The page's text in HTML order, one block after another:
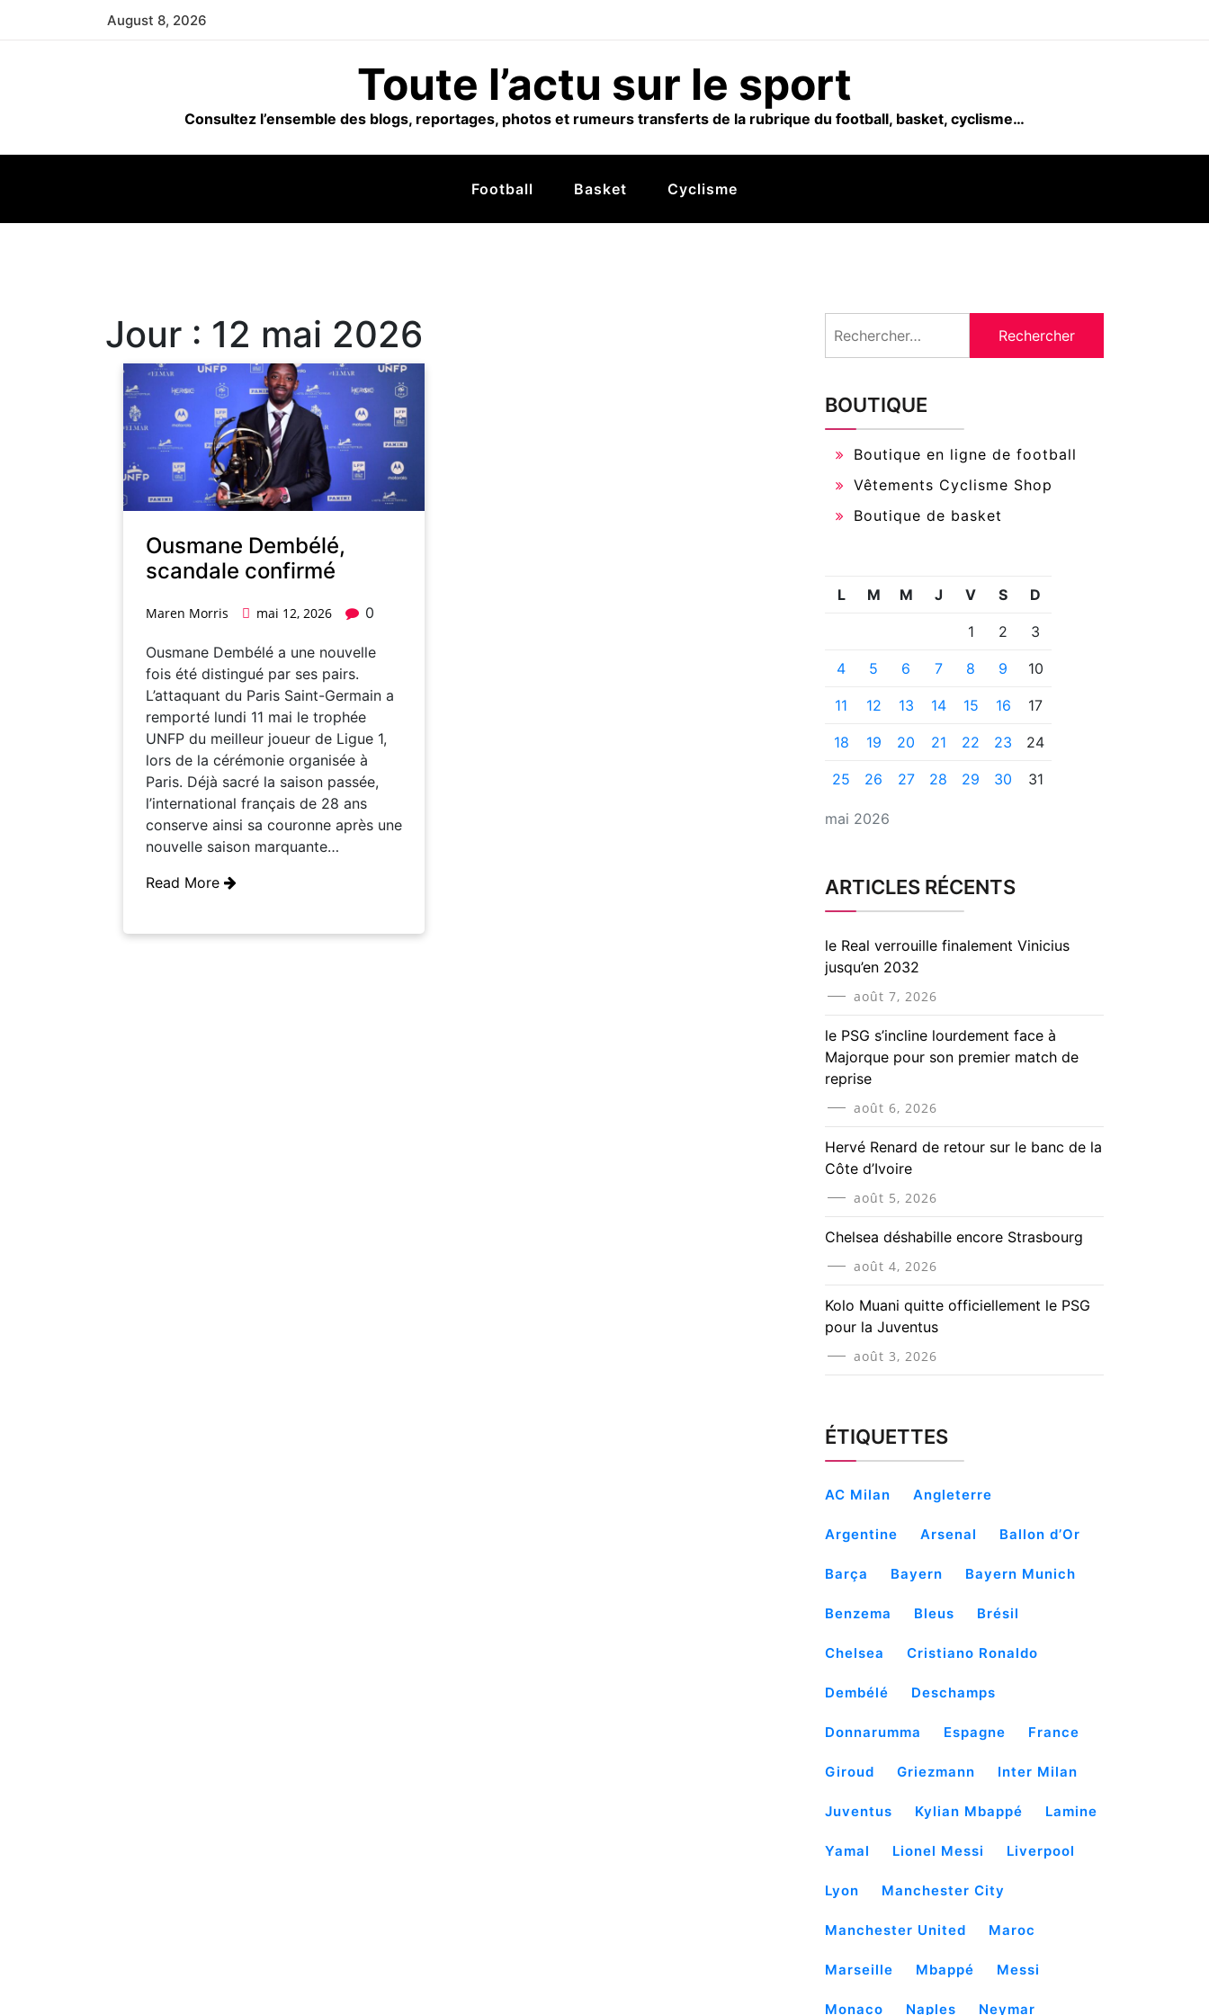
August 8, 2026
Toute l’actu sur le sport
Consultez l’ensemble des blogs, reportages, photos et rumeurs transferts de la rubrique du football, basket, cyclisme…
Football Basket Cyclisme
Jour : 12 mai 2026
Ousmane Dembélé,
scandale confirmé
Maren Morris mai 12, 2026 0
Ousmane Dembélé a une nouvelle
fois été distingué par ses pairs.
L’attaquant du Paris Saint-Germain a
remporté lundi 11 mai le trophée
UNFP du meilleur joueur de Ligue 1,
lors de la cérémonie organisée à
Paris. Déjà sacré la saison passée,
l’international français de 28 ans
conserve ainsi sa couronne après une
nouvelle saison marquante…
Read More
BOUTIQUE
Boutique en ligne de football
Vêtements Cyclisme Shop
Boutique de basket
mai 2026
L M M J V S D
1 2 3
4 5 6 7 8 9 10
11 12 13 14 15 16 17
18 19 20 21 22 23 24
25 26 27 28 29 30 31
ARTICLES RÉCENTS
le Real verrouille finalement Vinicius
jusqu’en 2032
août 7, 2026
le PSG s’incline lourdement face à
Majorque pour son premier match de
reprise
août 6, 2026
Hervé Renard de retour sur le banc de la
Côte d’Ivoire
août 5, 2026
Chelsea déshabille encore Strasbourg
août 4, 2026
Kolo Muani quitte officiellement le PSG
pour la Juventus
août 3, 2026
ÉTIQUETTES
AC Milan Angleterre
Argentine Arsenal Ballon d’Or
Barça Bayern Bayern Munich
Benzema Bleus Brésil
Chelsea Cristiano Ronaldo
Dembélé Deschamps
Donnarumma Espagne France
Giroud Griezmann Inter Milan
Juventus Kylian Mbappé Lamine
Yamal Lionel Messi Liverpool
Lyon Manchester City
Manchester United Maroc
Marseille Mbappé Messi
Monaco Naples Neymar